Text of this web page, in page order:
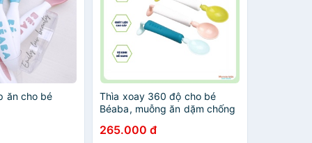
ăn cho bé
Thìa xoay 360 độ cho bé
Béaba, muỗng ăn dặm chống
Kids
265.000 đ